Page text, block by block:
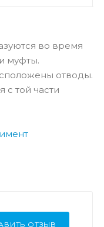
во время
муфты.
отводы.
с той части
ОТЗЫВ